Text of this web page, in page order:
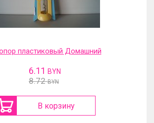
пластиковый Домашний
6.11 BYN
8.72 BYN
В корзину